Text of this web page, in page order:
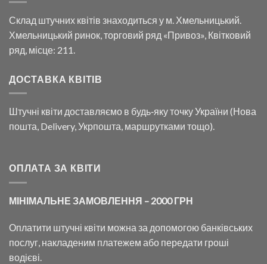
Склад штучних квітів знаходиться у м. Хмельницький.
Хмельницький ринок, торговий ряд «Привоз», Квітковий
ряд, місце: 211.
ДОСТАВКА КВІТІВ
Штучні квіти доставляємо в будь‑яку точку України (Нова
пошта, Delivery, Укрпошта, маршрутками тощо).
ОПЛАТА ЗА КВІТИ
МІНІМАЛЬНЕ ЗАМОВЛЕННЯ – 2000 ГРН
Оплатити штучні квіти можна за допомогою банківських
послуг, накладеним платежем або передати гроші
водієві.